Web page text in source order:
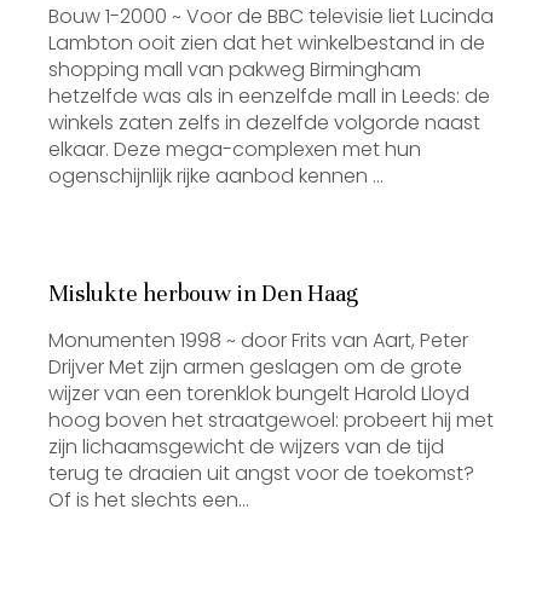
Bouw 1-2000 ~ Voor de BBC televisie liet Lucinda
Lambton ooit zien dat het winkelbestand in de
shopping mall van pakweg Birmingham
hetzelfde was als in eenzelfde mall in Leeds: de
winkels zaten zelfs in dezelfde volgorde naast
elkaar. Deze mega-complexen met hun
ogenschijnlijk rijke aanbod kennen …
Mislukte herbouw in Den Haag
Monumenten 1998 ~ door Frits van Aart, Peter
Drijver Met zijn armen geslagen om de grote
wijzer van een torenklok bungelt Harold Lloyd
hoog boven het straatgewoel: probeert hij met
zijn lichaamsgewicht de wijzers van de tijd
terug te draaien uit angst voor de toekomst?
Of is het slechts een…